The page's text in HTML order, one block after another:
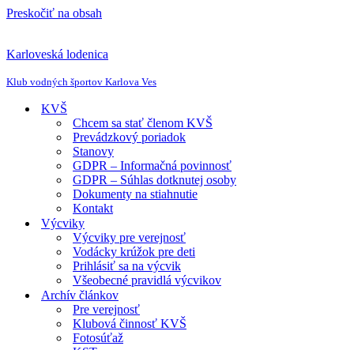
Preskočiť na obsah
Karloveská lodenica
Klub vodných športov Karlova Ves
KVŠ
Chcem sa stať členom KVŠ
Prevádzkový poriadok
Stanovy
GDPR – Informačná povinnosť
GDPR – Súhlas dotknutej osoby
Dokumenty na stiahnutie
Kontakt
Výcviky
Výcviky pre verejnosť
Vodácky krúžok pre deti
Prihlásiť sa na výcvik
Všeobecné pravidlá výcvikov
Archív článkov
Pre verejnosť
Klubová činnosť KVŠ
Fotosúťaž